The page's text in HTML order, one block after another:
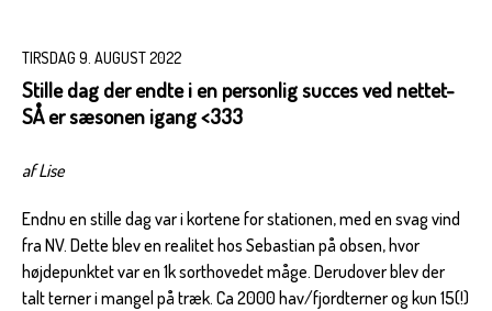
TIRSDAG 9. AUGUST 2022
Stille dag der endte i en personlig succes ved nettet-
SÅ er sæsonen igang <333
af Lise
Endnu en stille dag var i kortene for stationen, med en svag vind
fra NV. Dette blev en realitet hos Sebastian på obsen, hvor
højdepunktet var en 1k sorthovedet måge. Derudover blev der
talt terner i mangel på træk. Ca 2000 hav/fjordterner og kun 15(!)